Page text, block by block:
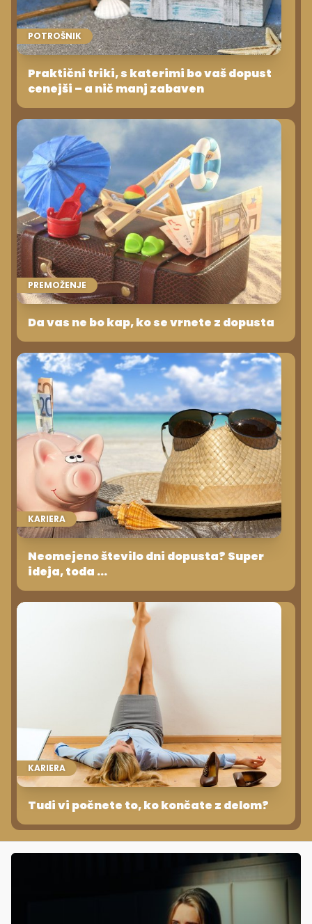
POTROŠNIK
Praktični triki, s katerimi bo vaš dopust
cenejši – a nič manj zabaven
PREMOŽENJE
Da vas ne bo kap, ko se vrnete z dopusta
KARIERA
Neomejeno število dni dopusta? Super
ideja, toda ...
KARIERA
Tudi vi počnete to, ko končate z delom?